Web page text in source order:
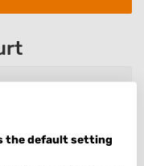
the default setting